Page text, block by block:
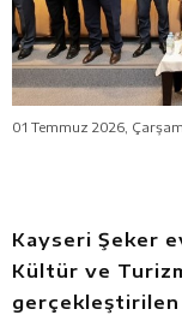
01 Temmuz 2026,
Kayseri Şeker
Kültür ve
gerçekleştirilen